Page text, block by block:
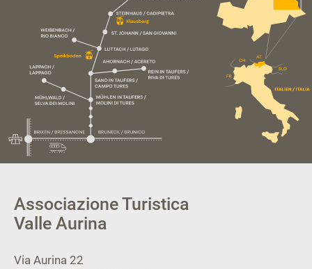
Associazione Turistica
Valle Aurina
Via Aurina 22